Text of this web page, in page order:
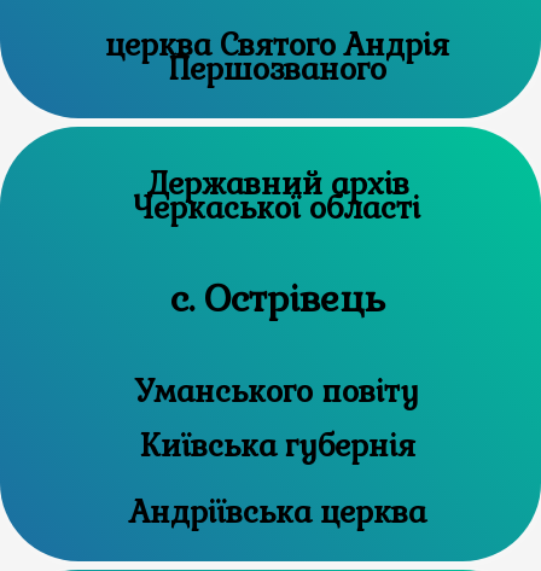
церква Святого Андрія
Першозваного
Державний архів
Черкаської області
с. Острівець
Уманського повіту
Київська губернія
Андріївська церква